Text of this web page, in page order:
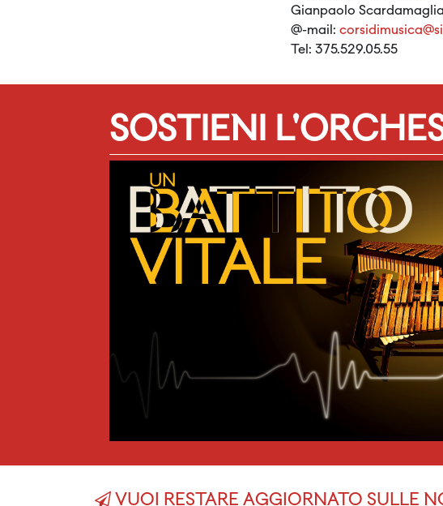
Gianpaolo Scardamaglia
@-mail:
Tel: 375.529.05.55
SOSTIENI
VUOI RESTARE AGGIORNATO SULLE